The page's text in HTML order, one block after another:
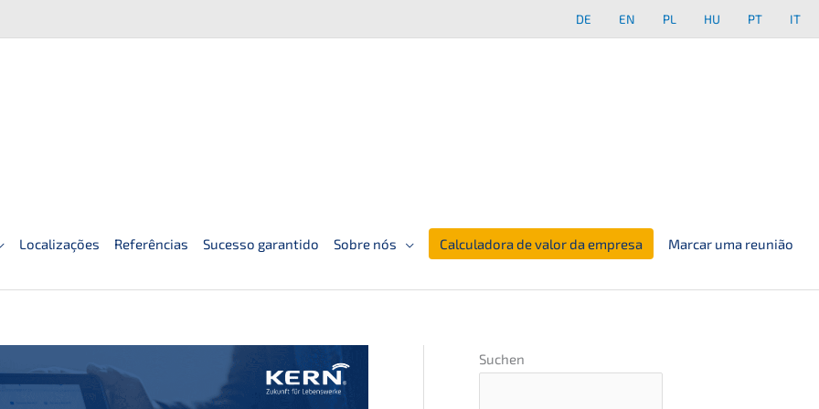
DE EN PL HU PT IT
Localizações Referências Sucesso garantido Sobre nós Calculadora de valor da empresa Marcar uma reunião
Suchen